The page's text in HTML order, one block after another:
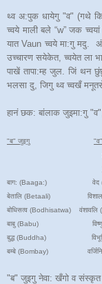
थ्व अ:पुक धायेगु "व" (गथे
च्वये माली बले “w” जक
यात Vaun च्वये मा:गु मदु.
उच्चारण सयेकेत, च्वयेत ला
पाखें तापा:म्ह जुल. जिं
भलसा दु, जिगु थ्व च्वखँ
हानं छक: बांलाक जुइमा:गु
"ब" जुइगु
बाग: (Baaga:) वेद
बेतालि (Betaali)
बोधिसत्व (Bodhisatwa)
बाबु (Babu)
बुद्ध (Buddha)
बम्बे (Bombay)
"ब" जुइगु नेवा: खँगो व